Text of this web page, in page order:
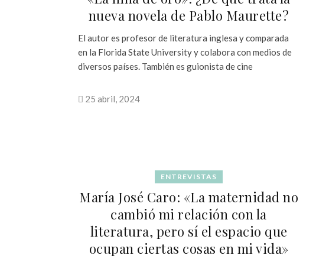
nueva novela de Pablo Maurette?
El autor es profesor de literatura inglesa y comparada
en la Florida State University y colabora con medios de
diversos países. También es guionista de cine
25 abril, 2024
ENTREVISTAS
María José Caro: «La maternidad no
cambió mi relación con la
literatura, pero sí el espacio que
ocupan ciertas cosas en mi vida»